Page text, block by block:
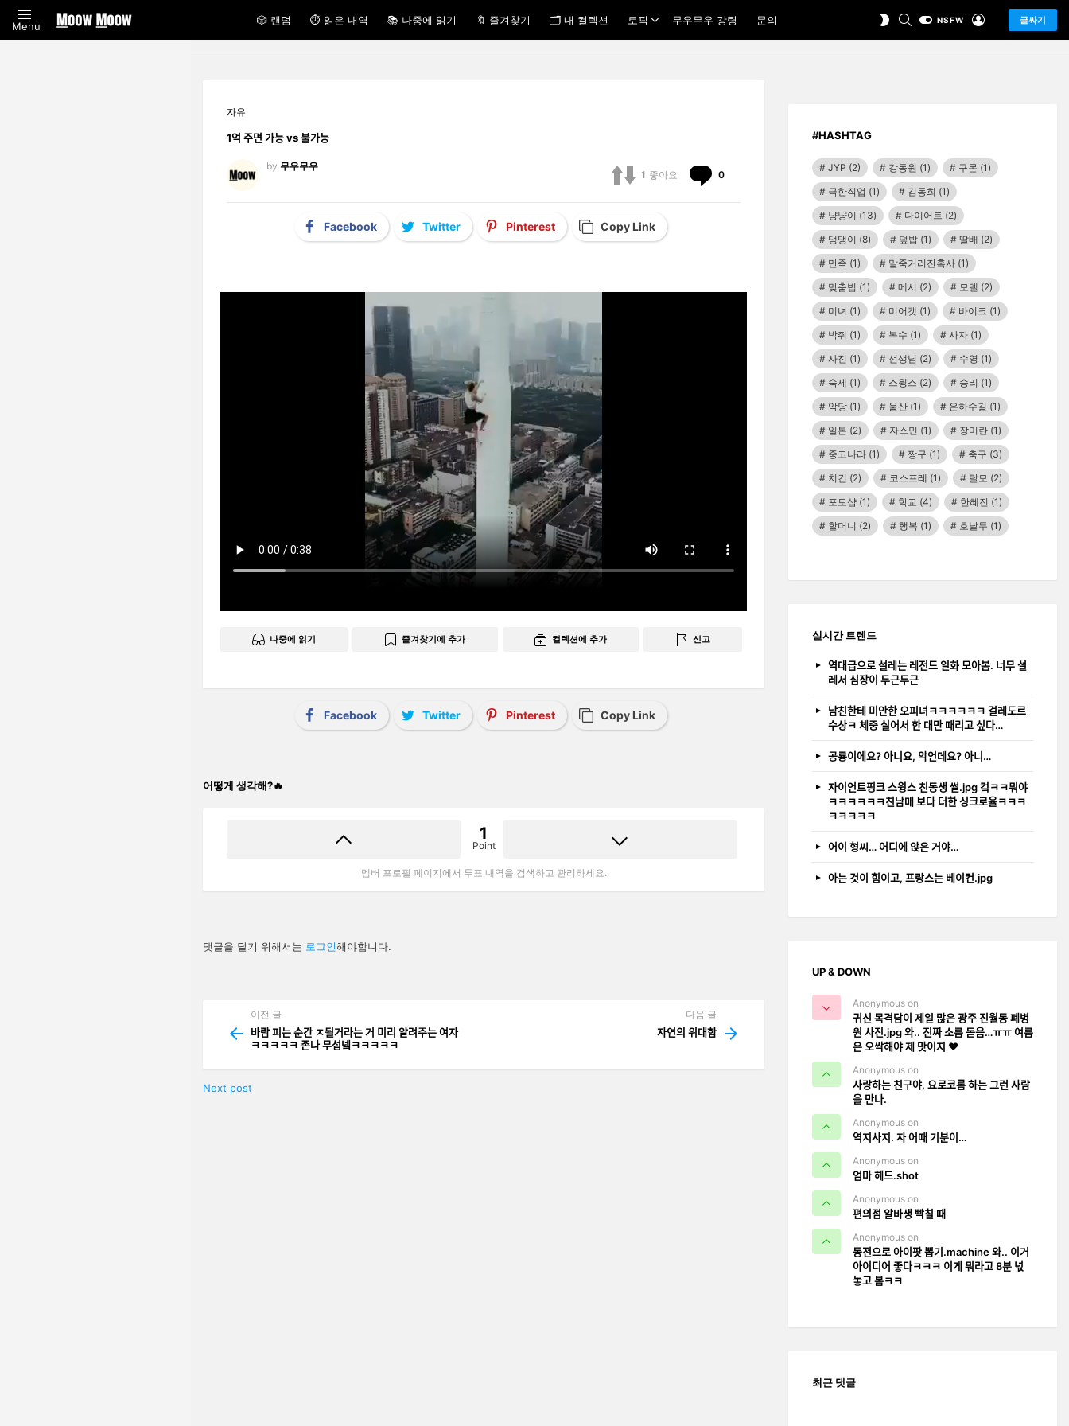
Menu 🎲 랜덤 ⏱ 읽은 내역 📚 나중에 읽기 🔖 즐겨찾기 🗂 내 컬렉션 토픽 무우무우 강령 문의
SWITCHSEARCHNSFW 글싸기
자유
1억 주면 가능 vs 불가능
by 무우무우
1 좋아요 0
Facebook Twitter Pinterest Copy Link
나중에 읽기 즐겨찾기에 추가 컬렉션에 추가 신고
Facebook Twitter Pinterest Copy Link
어떻게 생각해?🔥
1
Point
멤버 프로필 페이지에서 투표 내역을 검색하고 관리하세요.
답
글
댓글을 달기 위해서는 로그인해야합니다.
more
이전 글
바람 피는 순간 ㅈ될거라는 거 미리 알려주는 여자
ㅋㅋㅋㅋㅋ 존나 무섭넼ㅋㅋㅋㅋㅋ
다음 글
자연의 위대함
Next post
#HASHTAG
JYP (2) 강동원 (1) 구몬 (1)
극한직업 (1) 김동희 (1)
냥냥이 (13) 다이어트 (2)
댕댕이 (8) 덮밥 (1) 딸배 (2)
만족 (1) 말죽거리잔혹사 (1)
맞춤법 (1) 메시 (2) 모델 (2)
미녀 (1) 미어캣 (1) 바이크 (1)
박쥐 (1) 복수 (1) 사자 (1)
사진 (1) 선생님 (2) 수영 (1)
숙제 (1) 스윙스 (2) 승리 (1)
악당 (1) 울산 (1) 은하수길 (1)
일본 (2) 자스민 (1) 장미란 (1)
중고나라 (1) 짱구 (1) 축구 (3)
치킨 (2) 코스프레 (1) 탈모 (2)
포토샵 (1) 학교 (4) 한혜진 (1)
할머니 (2) 행복 (1) 호날두 (1)
실시간 트렌드
역대급으로 설레는 레전드 일화 모아봄. 너무 설
레서 심장이 두근두근
남친한테 미안한 오피녀ㅋㅋㅋㅋㅋㅋ 걸레도르
수상ㅋ 체중 실어서 한 대만 때리고 싶다…
공룡이에요? 아니요, 악언데요? 아니…
자이언트핑크 스윙스 친동생 썰.jpg 컼ㅋㅋ뭐야
ㅋㅋㅋㅋㅋㅋ친남매 보다 더한 싱크로율ㅋㅋㅋ
ㅋㅋㅋㅋㅋ
어이 형씨… 어디에 앉은 거야…
아는 것이 힘이고, 프랑스는 베이컨.jpg
UP & DOWN
Anonymous on
귀신 목격담이 제일 많은 광주 진월동 폐병
원 사진.jpg 와.. 진짜 소름 돋음…ㅠㅠ 여름
은 오싹해야 제 맛이지 ❤️
Anonymous on
사랑하는 친구야, 요로코롬 하는 그런 사람
을 만나.
Anonymous on
역지사지. 자 어때 기분이…
Anonymous on
엄마 헤드.shot
Anonymous on
편의점 알바생 빡칠 때
Anonymous on
동전으로 아이팟 뽑기.machine 와.. 이거
아이디어 좋다ㅋㅋㅋ 이게 뭐라고 8분 넋
놓고 봄ㅋㅋ
최근 댓글